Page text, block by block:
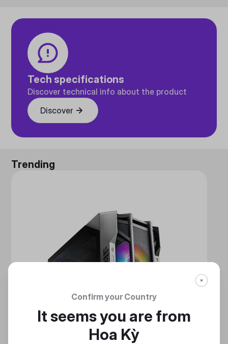
Tech specifications
Discover technical info about the product
Discover
Trending
Confirm your Country
It seems you are from
Hoa Kỳ